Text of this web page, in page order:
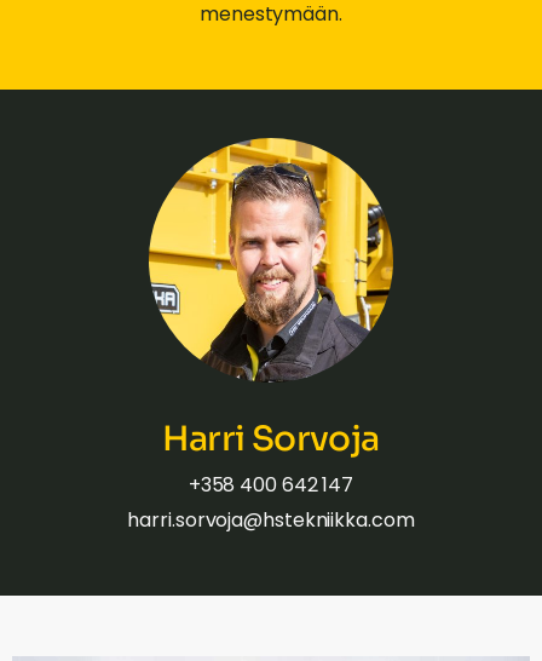
menestymään.
Harri Sorvoja
+358 400 642 147
harri.sorvoja@hstekniikka.com